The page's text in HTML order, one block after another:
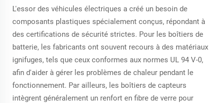
L'essor des véhicules électriques a créé un besoin de
composants plastiques spécialement conçus, répondant à
des certifications de sécurité strictes. Pour les boîtiers de
batterie, les fabricants ont souvent recours à des matériaux
ignifuges, tels que ceux conformes aux normes UL 94 V-0,
afin d'aider à gérer les problèmes de chaleur pendant le
fonctionnement. Par ailleurs, les boîtiers de capteurs
intègrent généralement un renfort en fibre de verre pour